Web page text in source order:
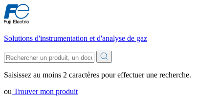
Solutions d'instrumentation et d'analyse de gaz
Saisissez au moins 2 caractères pour effectuer une recherche.
ou Trouver mon produit